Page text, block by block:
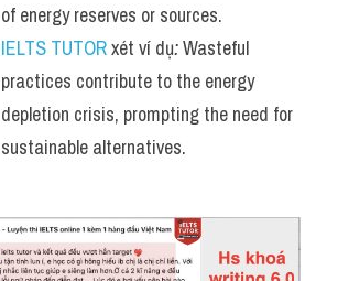
of energy reserves or sources.
IELTS TUTOR xét ví dụ: Wasteful
practices contribute to the energy
depletion crisis, prompting the need for
sustainable alternatives.